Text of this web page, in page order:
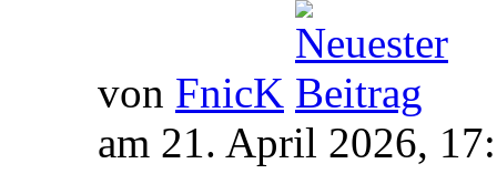
von FnicK
am 21. April 2026,